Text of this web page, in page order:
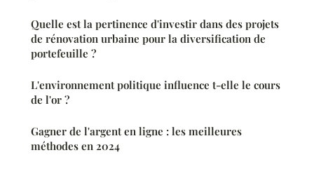
Quelle est la pertinence d'investir dans des projets
de rénovation urbaine pour la diversification de
portefeuille ?
L'environnement politique influence t-elle le cours
de l'or ?
Gagner de l'argent en ligne : les meilleures
méthodes en 2024